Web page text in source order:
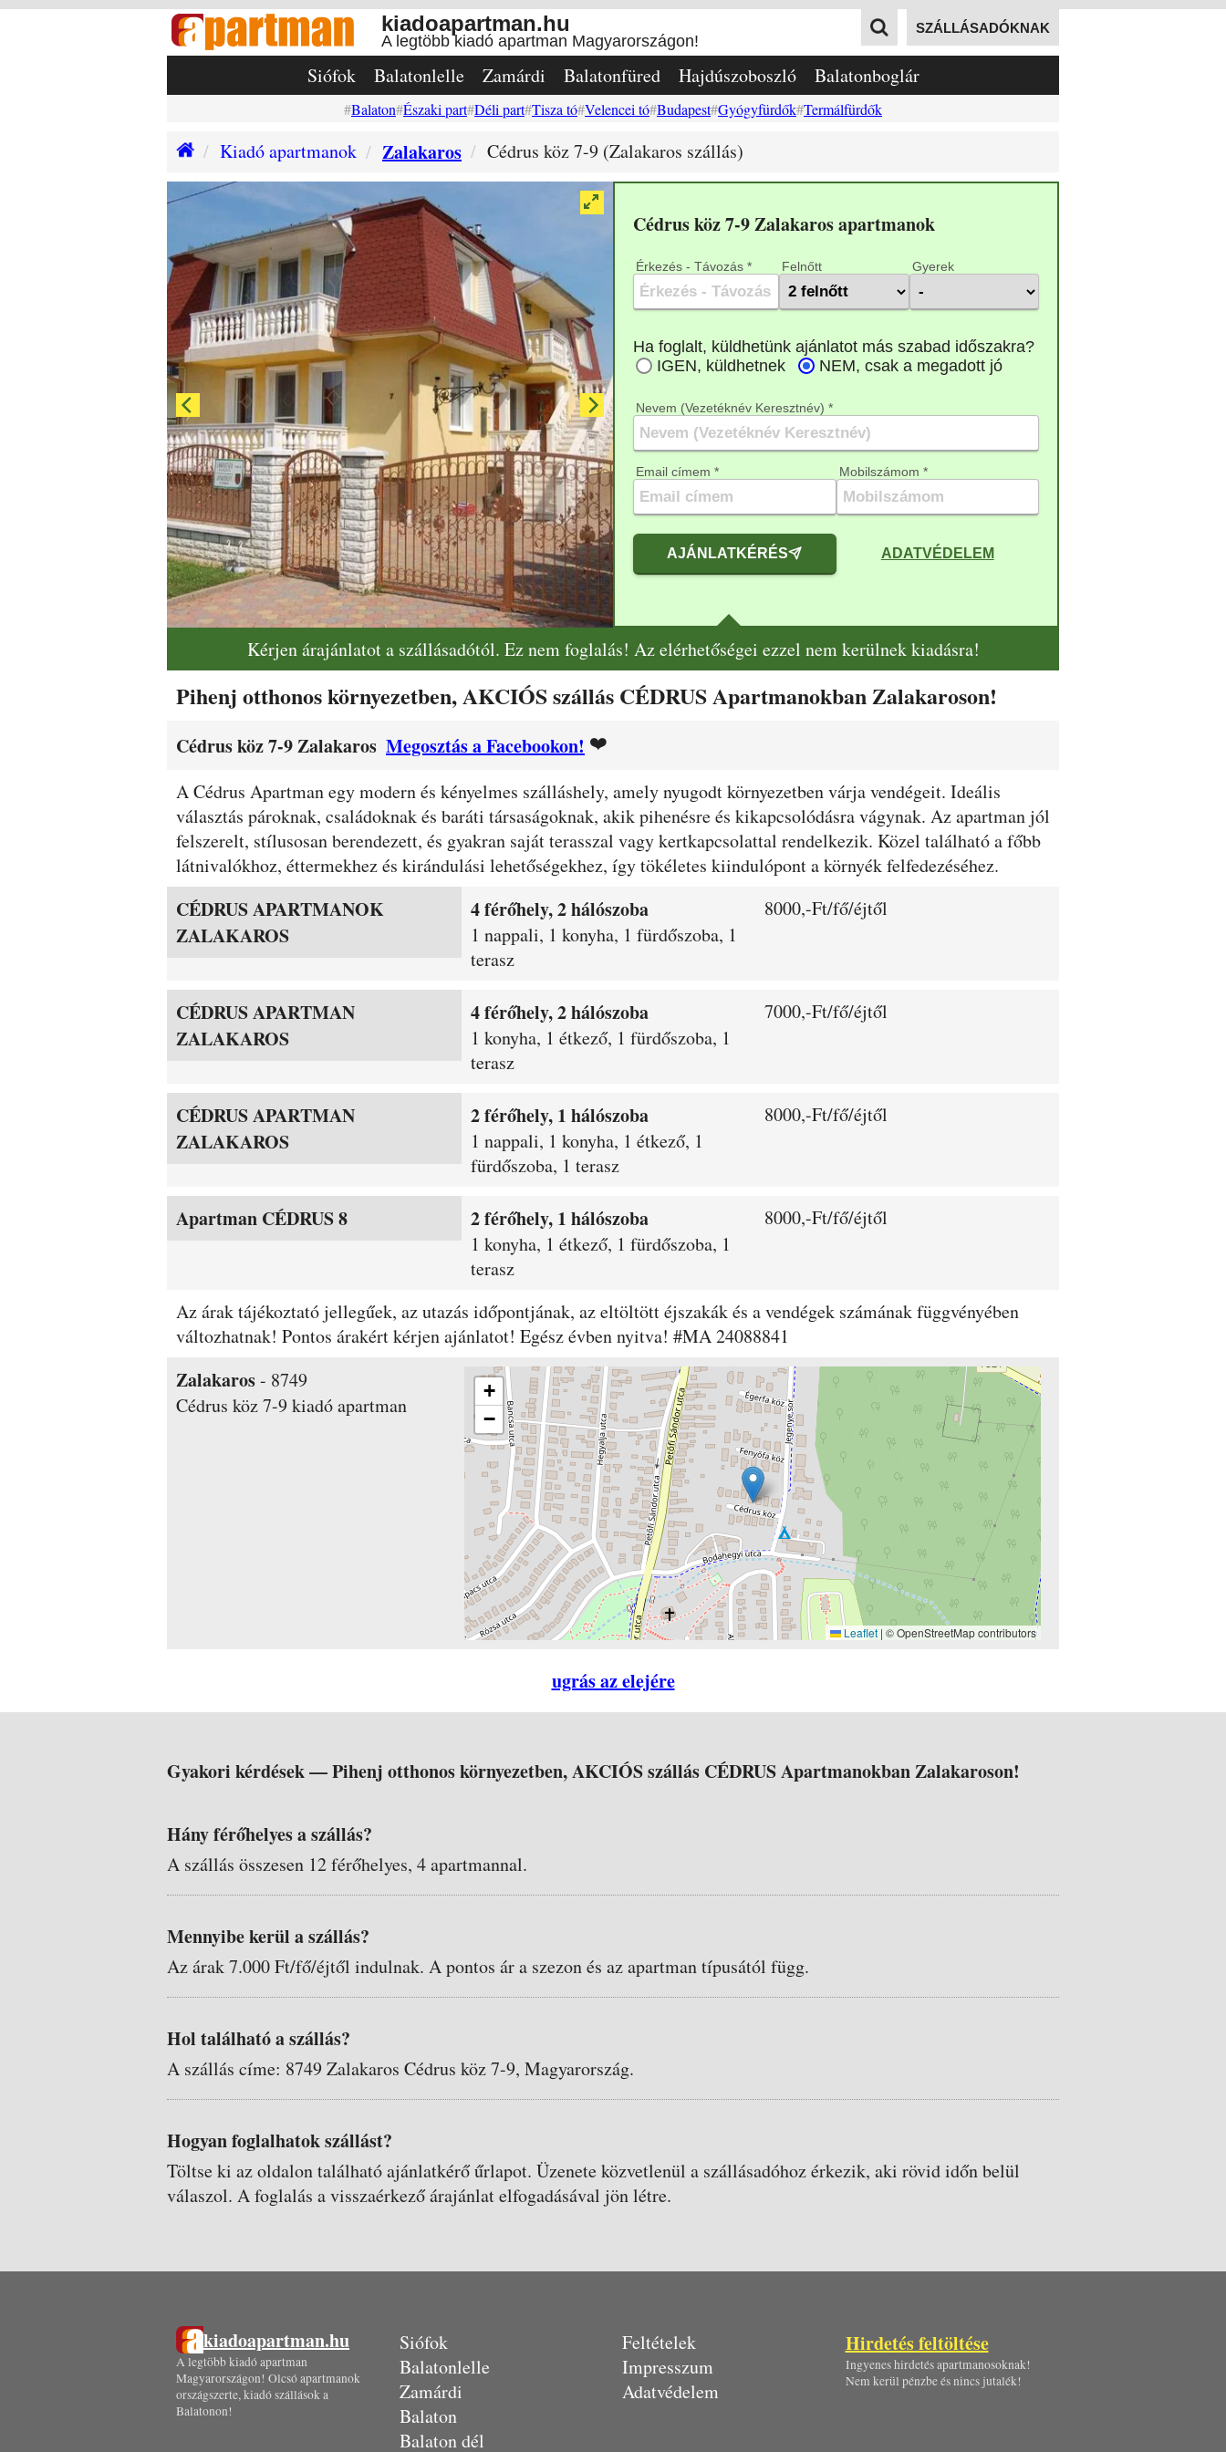
kiadoapartman.hu
A legtöbb kiadó apartman Magyarországon!
SZÁLLÁSADÓKNAK
Siófok Balatonlelle Zamárdi Balatonfüred Hajdúszoboszló Balatonboglár
Balaton Északi part Déli part Tisza tó Velencei tó Budapest Gyógyfürdők Termálfürdők
Kiadó apartmanok Zalakaros Cédrus köz 7-9 (Zalakaros szállás)
Kérjen árajánlatot a szállásadótól. Ez nem foglalás! Az elérhetőségei ezzel nem kerülnek kiadásra!
Cédrus köz 7-9 Zalakaros apartmanok
Érkezés - Távozás * Felnőtt Gyerek
Nevem (Vezetéknév Keresztnév) *
Email címem * Mobilszámom *
AJÁNLATKÉRÉS ADATVÉDELEM
Pihenj otthonos környezetben, AKCIÓS szállás CÉDRUS Apartmanokban Zalakaroson!
Cédrus köz 7-9 Zalakaros Megosztás a Facebookon! ❤️
Leírás
A Cédrus Apartman egy modern és kényelmes szálláshely, amely nyugodt környezetben várja vendégeit. Ideális
választás pároknak, családoknak és baráti társaságoknak, akik pihenésre és kikapcsolódásra vágynak. Az apartman jól
felszerelt, stílusosan berendezett, és gyakran saját terasszal vagy kertkapcsolattal rendelkezik. Közel található a főbb
látnivalókhoz, éttermekhez és kirándulási lehetőségekhez, így tökéletes kiindulópont a környék felfedezéséhez.
Szobák és árak
CÉDRUS APARTMANOK
ZALAKAROS
4 férőhely, 2 hálószoba
1 nappali, 1 konyha, 1 fürdőszoba, 1
terasz
8000,-Ft/fő/éjtől
CÉDRUS APARTMAN
ZALAKAROS
4 férőhely, 2 hálószoba
1 konyha, 1 étkező, 1 fürdőszoba, 1
terasz
7000,-Ft/fő/éjtől
CÉDRUS APARTMAN
ZALAKAROS
2 férőhely, 1 hálószoba
1 nappali, 1 konyha, 1 étkező, 1
fürdőszoba, 1 terasz
8000,-Ft/fő/éjtől
Apartman CÉDRUS 8 2 férőhely, 1 hálószoba
1 konyha, 1 étkező, 1 fürdőszoba, 1
terasz
8000,-Ft/fő/éjtől
Az árak tájékoztató jellegűek, az utazás időpontjának, az eltöltött éjszakák és a vendégek számának függvényében
változhatnak! Pontos árakért kérjen ajánlatot! Egész évben nyitva! #MA 24088841
Zalakaros- 8749
Cédrus köz 7-9kiadó apartman
+
−
Leaflet | © OpenStreetMap contributors
ugrás az elejére
Gyakori kérdések —Pihenj otthonos környezetben, AKCIÓS szállás CÉDRUS Apartmanokban Zalakaroson!
Hány férőhelyes a szállás?
A szállás összesen 12 férőhelyes, 4 apartmannal.
Mennyibe kerül a szállás?
Az árak 7.000 Ft/fő/éjtől indulnak. A pontos ár a szezon és az apartman típusától függ.
Hol található a szállás?
A szállás címe: 8749 Zalakaros Cédrus köz 7-9, Magyarország.
Hogyan foglalhatok szállást?
Töltse ki az oldalon található ajánlatkérő űrlapot. Üzenete közvetlenül a szállásadóhoz érkezik, aki rövid időn belül
válaszol. A foglalás a visszaérkező árajánlat elfogadásával jön létre.
kiadoapartman.hu
A legtöbb kiadó apartman
Magyarországon! Olcsó apartmanok
országszerte, kiadó szállások a
Balatonon!
Siófok
Balatonlelle
Zamárdi
Balaton
Balaton dél
Feltételek
Impresszum
Adatvédelem
Hirdetés feltöltése
Ingyenes hirdetés apartmanosoknak!
Nem kerül pénzbe és nincs jutalék!